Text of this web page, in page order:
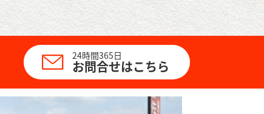
24時間365日
お問合せはこちら